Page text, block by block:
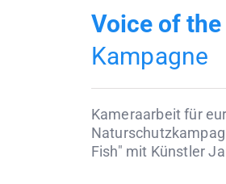
Voice of the
Kampagne
Kameraarbeit für
Fish" mit Künstler